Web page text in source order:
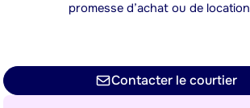
promesse d’achat ou de location
Contacter le courtier